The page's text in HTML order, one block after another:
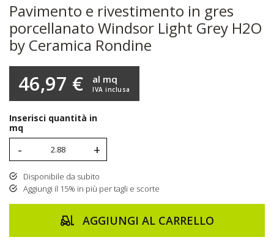
Pavimento e rivestimento in gres
porcellanato Windsor Light Grey H2O
by Ceramica Rondine
46,97 € IVA inclusa
al mq
Inserisci quantità in
mq
- +
Disponibile da subito
Aggiungi il 15% in più per tagli e scorte
AGGIUNGI AL CARRELLO